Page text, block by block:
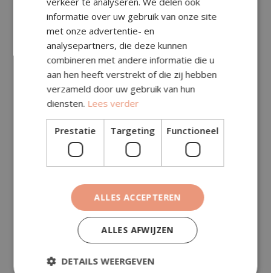
€35,00
BEKIJK​
Gebakken Klinkerkei
informatie over uw gebruik van onze site
met onze advertentie- en
analysepartners, die deze kunnen
combineren met andere informatie die u
aan hen heeft verstrekt of die zij hebben
verzameld door uw gebruik van hun
diensten. Lees verder
Prestatie Targeting Functioneel
ALLES ACCEPTEREN
ALLES AFWIJZEN
DETAILS WEERGEVEN